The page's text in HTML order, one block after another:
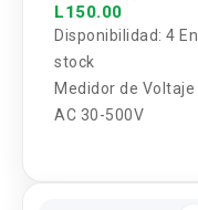
L150.00
Disponibilidad: 4 En
stock
Medidor de Voltaje
AC 30-500V